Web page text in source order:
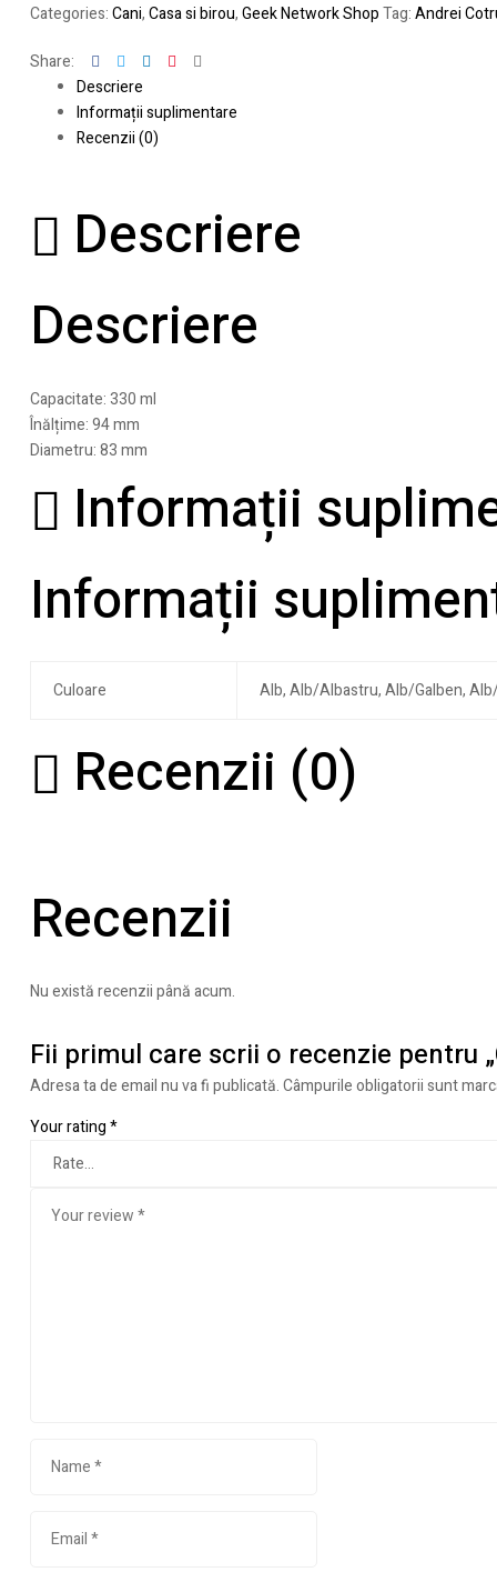
Categories:Cani,Casa si birou,Geek Network ShopTag:Andrei
Share: FacebookTwitterLinkedinPinterest
Descriere
Informații suplimentare
Recenzii (0)
Descriere
Descriere
Capacitate: 330 ml
Înălțime: 94 mm
Diametru: 83 mm
Informații
Informații
Culoare Alb, Alb/Albastru, Alb/Galben,
Recenzii (0)
Recenzii
Nu există recenzii până acum.
Fii primul care scrii o recenzie pentru
Adresa ta de email nu va fi publicată.Câmpurile obligatorii sunt
Your rating*